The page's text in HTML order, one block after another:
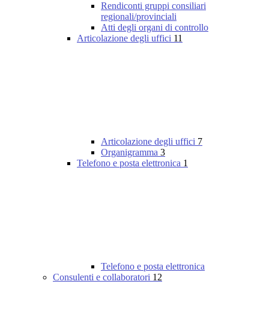
Rendiconti gruppi consiliari
regionali/provinciali
Atti degli organi di controllo
Articolazione degli uffici 11
Articolazione degli uffici 7
Organigramma 3
Telefono e posta elettronica 1
Telefono e posta elettronica
Consulenti e collaboratori 12